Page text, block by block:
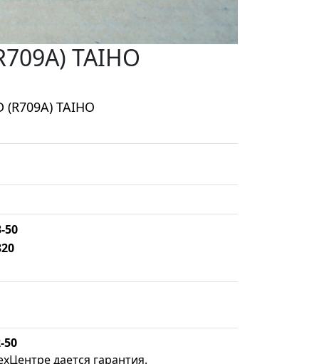
TAIHO
TAIHO
50
50
дается гарантия.